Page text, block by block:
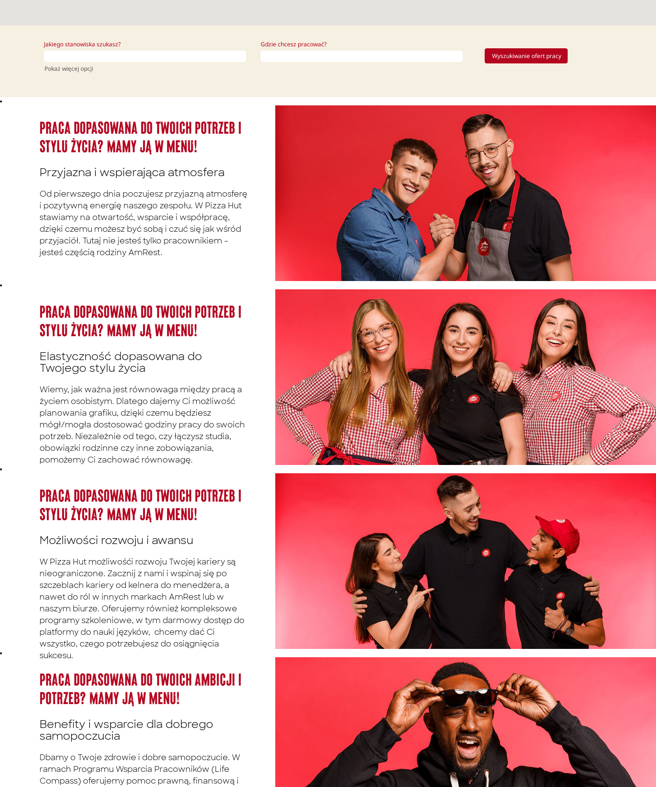
Jakiego stanowiska szukasz? Gdzie chcesz pracować?
Pokaż więcej opcji
Praca dopasowana do Twoich potrzeb i
stylu życia? Mamy ją w menu!
Przyjazna i wspierająca atmosfera
Od pierwszego dnia poczujesz przyjazną atmosferę
i pozytywną energię naszego zespołu. W Pizza Hut
stawiamy na otwartość, wsparcie i współpracę,
dzięki czemu możesz być sobą i czuć się jak wśród
przyjaciół. Tutaj nie jesteś tylko pracownikiem –
jesteś częścią rodziny AmRest.
Praca dopasowana do Twoich potrzeb i
stylu życia? Mamy ją w menu!
Elastyczność dopasowana do
Twojego stylu życia
Wiemy, jak ważna jest równowaga między pracą a
życiem osobistym. Dlatego dajemy Ci możliwość
planowania grafiku, dzięki czemu będziesz
mógł/mogła dostosować godziny pracy do swoich
potrzeb. Niezależnie od tego, czy łączysz studia,
obowiązki rodzinne czy inne zobowiązania,
pomożemy Ci zachować równowagę.
Praca dopasowana do Twoich potrzeb i
stylu życia? Mamy ją w menu!
Możliwości rozwoju i awansu
W Pizza Hut możliwośći rozwoju Twojej kariery są
nieograniczone. Zacznij z nami i wspinaj się po
szczeblach kariery od kelnera do menedżera, a
nawet do ról w innych markach AmRest lub w
naszym biurze. Oferujemy również kompleksowe
programy szkoleniowe, w tym darmowy dostęp do
platformy do nauki języków, chcemy dać Ci
wszystko, czego potrzebujesz do osiągnięcia
sukcesu.
Praca dopasowana do Twoich ambicji i
potrzeb? Mamy ją w menu!
Benefity i wsparcie dla dobrego
samopoczucia
Dbamy o Twoje zdrowie i dobre samopoczucie. W
ramach Programu Wsparcia Pracowników (Life
Compass) oferujemy pomoc prawną, finansową i